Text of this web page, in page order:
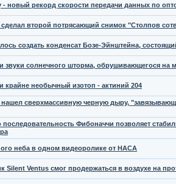
- новый рекорд скорости передачи данных по
сделал второй потрясающий снимок "Столпов
создать конденсат Бозе-Эйнштейна,
звуки солнечного шторма, обрушивающегося на
крайне необычный изотоп - актиний 204
нашел сверхмассивную черную дыру,
Фибоначчи позволяет
неба в одном видеоролике от НАСА
Silent Ventus смог продержаться в воздухе на